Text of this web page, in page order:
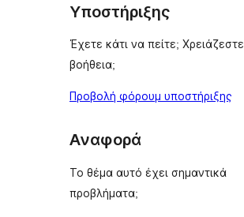
Υποστήριξης
Έχετε κάτι να πείτε; Χρειάζεστε
βοήθεια;
Προβολή φόρουμ υποστήριξης
Αναφορά
Το θέμα αυτό έχει σημαντικά
προβλήματα;